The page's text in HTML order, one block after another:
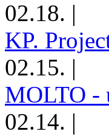
02.18. |
KP.
02.15. |
MOLTO -
02.14. |